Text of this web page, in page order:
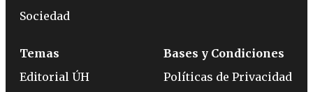
Sociedad
Temas
Editorial ÚH
Bases y Condiciones
Políticas de Privacidad